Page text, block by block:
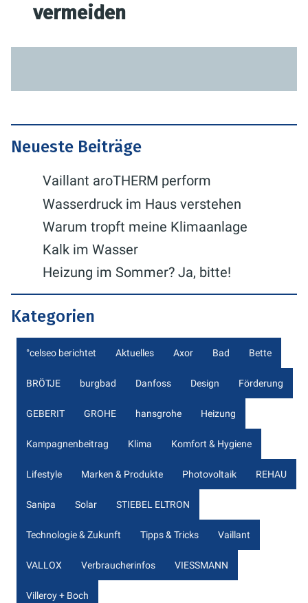
vermeiden
Neueste Beiträge
Vaillant aroTHERM perform
Wasserdruck im Haus verstehen
Warum tropft meine Klimaanlage
Kalk im Wasser
Heizung im Sommer? Ja, bitte!
Kategorien
°celseo berichtet Aktuelles Axor Bad Bette
BRÖTJE burgbad Danfoss Design Förderung
GEBERIT GROHE hansgrohe Heizung
Kampagnenbeitrag Klima Komfort & Hygiene
Lifestyle Marken & Produkte Photovoltaik REHAU
Sanipa Solar STIEBEL ELTRON
Technologie & Zukunft Tipps & Tricks Vaillant
VALLOX Verbraucherinfos VIESSMANN
Villeroy + Boch